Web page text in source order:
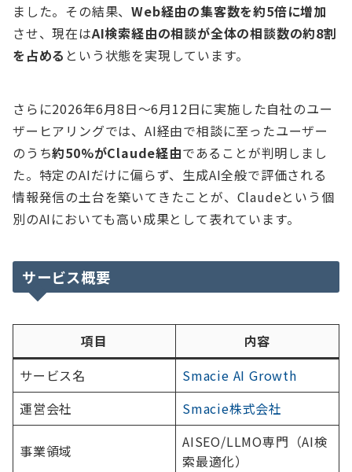
ました。その結果、Web経由の集客数を約5倍に増加
させ、現在はAI検索経由の相談が全体の相談数の約8割
を占める という状態を実現しています。
さらに2026年6月8日〜6月12日に実施した自社のユー
ザーヒアリングでは、AI経由で相談に至ったユーザー
のうち約50%がClaude経由であることが判明しまし
た。特定のAIだけに偏らず、生成AI全般で評価される
情報発信の土台を築いてきたことが、Claudeという個
別のAIにおいても高い成果として表れています。
サービス概要
項目
内容
サービス名
Smacie AI Growth
運営会社
Smacie株式会社
事業領域
AISEO/LLMO専門（AI検
索最適化）